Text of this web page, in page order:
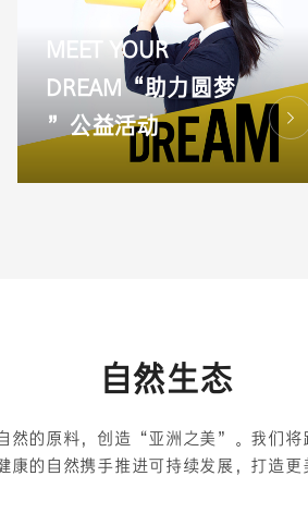
MEET YOUR
DREAM“助力圆梦
”公益活动
自然生态
然的原料，创造“亚洲之美”。我们将
康的自然携手推进可持续发展，打造更